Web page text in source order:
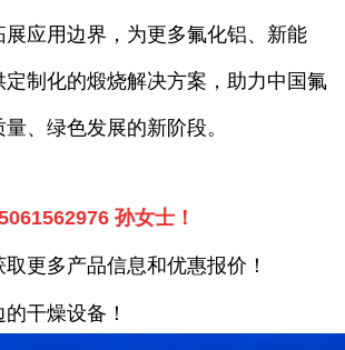
应用边界，为更多氟化铝、新能
制化的煅烧解决方案，助力中国氟
、绿色发展的新阶段。
孙女士！
更多产品信息和优惠报价！
的干燥设备 ！